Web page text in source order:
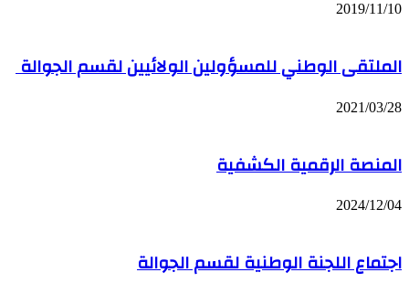
2019/11/10
الملتقى الوطني للمسؤولين الولائيين لقسم الجوالة
2021/03/28
المنصة الرقمية الكشفية
2024/12/04
اجتماع اللجنة الوطنية لقسم الجوالة